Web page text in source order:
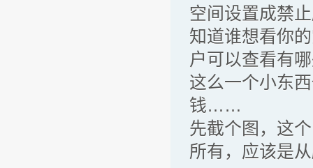
空间设置成禁
知道谁想看你
户可以查看有
这么一个小东
钱……
先截个图，这
所有，应该是